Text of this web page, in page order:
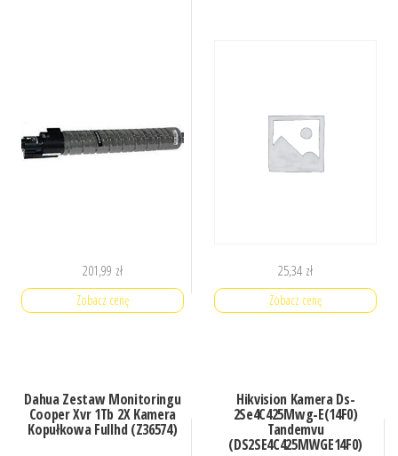
201,99 zł
Zobacz cenę
25,34 zł
Zobacz cenę
Dahua Zestaw Monitoringu
Cooper Xvr 1Tb 2X Kamera
Kopułkowa Fullhd (Z36574)
Hikvision Kamera Ds-
2Se4C425Mwg-E(14F0)
Tandemvu
(DS2SE4C425MWGE14F0)